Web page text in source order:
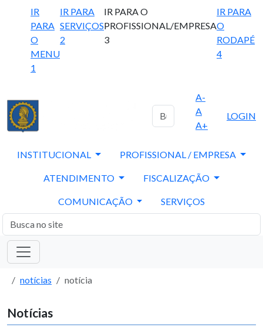
IR
PARA
O
MENU
1
IR PARA
SERVIÇOS
2
IR PARA O
PROFISSIONAL/EMPRESA
3
IR PARA
O
RODAPÉ
4
A-
A
A+
LOGIN
INSTITUCIONAL PROFISSIONAL / EMPRESA
ATENDIMENTO FISCALIZAÇÃO
COMUNICAÇÃO SERVIÇOS
notícias notícia
Notícias